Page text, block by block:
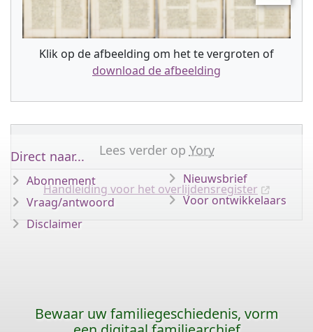
Klik op de afbeelding om het te vergroten of
download de afbeelding
Lees verder op Yory
Handleiding voor het overlijdensregister
Direct naar...
Abonnement
Vraag/antwoord
Disclaimer
Nieuwsbrief
Voor ontwikkelaars
Bewaar uw familiegeschiedenis, vorm